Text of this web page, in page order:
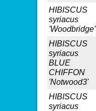
HIBISCUS
syriacus
'Woodbridge'
HIBISCUS
syriacus
BLUE
CHIFFON
'Notwood3'
HIBISCUS
syriacus